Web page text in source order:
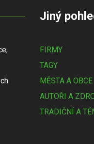
Jiný
FIRMY
TAGY
MĚSTA A OBCE
AUTOŘI A
TRADIČNÍ A